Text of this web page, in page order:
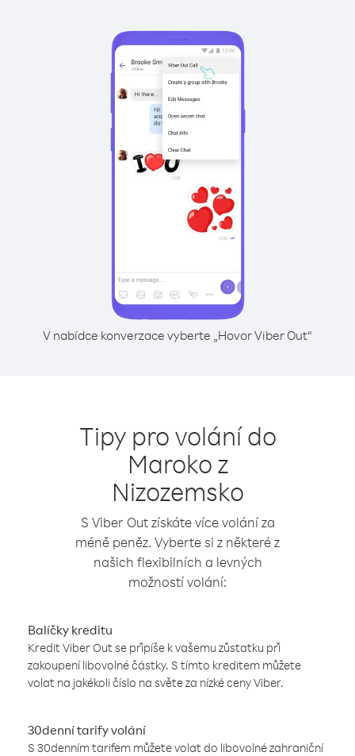
V nabídce konverzace vyberte „Hovor Viber Out“
Tipy pro volání do
Maroko z
Nizozemsko
S Viber Out získáte více volání za
méně peněz. Vyberte si z některé z
našich flexibilních a levných
možností volání:
Balíčky kreditu
Kredit Viber Out se připíše k vašemu zůstatku při
zakoupení libovolné částky. S tímto kreditem můžete
volat na jakékoli číslo na světe za nízké ceny Viber.
30denní tarify volání
S 30denním tarifem můžete volat do libovolné zahraniční